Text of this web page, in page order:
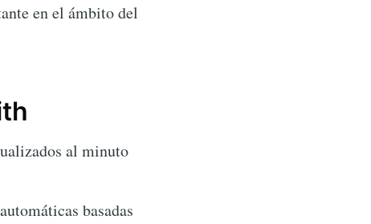
en el ámbito del
al minuto
basadas